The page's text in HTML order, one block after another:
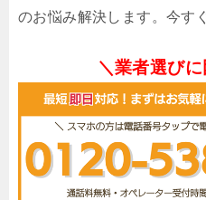
のお悩み解決します。今す
＼業者選び